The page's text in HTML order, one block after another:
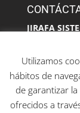
JIRAFA
46940
Utilizamos
hábitos de
de garantizar
ofrecidos a